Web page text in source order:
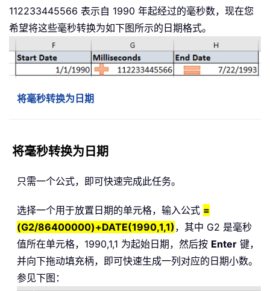
112233445566 表示自 1990 年起经过的毫秒数，现在您
希望将这些毫秒转换为如下图所示的日期格式。
将毫秒转换为日期
将毫秒转换为日期
只需一个公式，即可快速完成此任务。
选择一个用于放置日期的单元格，输入公式 =
(G2/86400000)+DATE(1990,1,1) ，其中 G2 是毫秒
值所在单元格，1990,1,1 为起始日期，然后按 Enter 键，
并向下拖动填充柄，即可快速生成一列对应的日期小数。
参见下图：